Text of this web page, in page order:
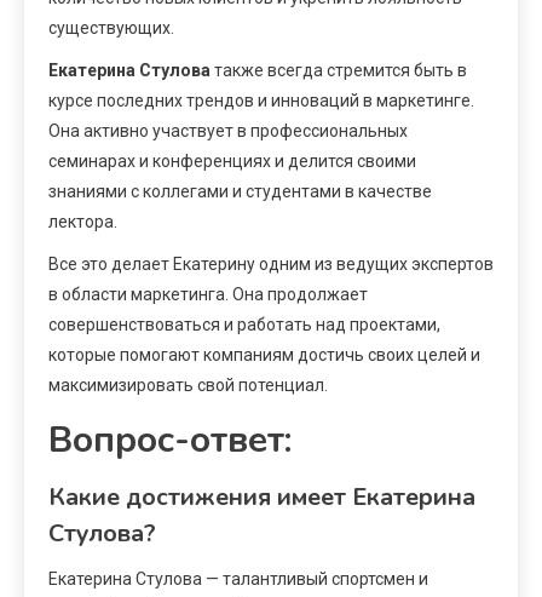
существующих.
Екатерина Стулова также всегда стремится быть в
курсе последних трендов и инноваций в маркетинге.
Она активно участвует в профессиональных
семинарах и конференциях и делится своими
знаниями с коллегами и студентами в качестве
лектора.
Все это делает Екатерину одним из ведущих экспертов
в области маркетинга. Она продолжает
совершенствоваться и работать над проектами,
которые помогают компаниям достичь своих целей и
максимизировать свой потенциал.
Вопрос-ответ:
Какие достижения имеет Екатерина
Стулова?
Екатерина Стулова — талантливый спортсмен и